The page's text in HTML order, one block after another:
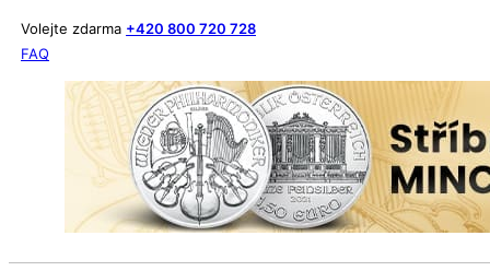
Volejte zdarma +420 800 720 728
FAQ